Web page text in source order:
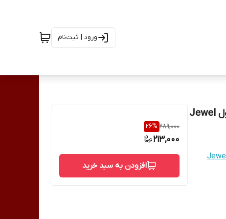
ورود | ثبت‌نام
289,000
26%
213,000
افزودن به سبد خرید